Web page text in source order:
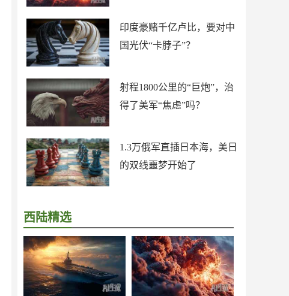
印度豪赌千亿卢比，要对中
国光伏“卡脖子”？
射程1800公里的“巨炮”，治
得了美军“焦虑”吗？
1.3万俄军直插日本海，美日
的双线噩梦开始了
西陆精选